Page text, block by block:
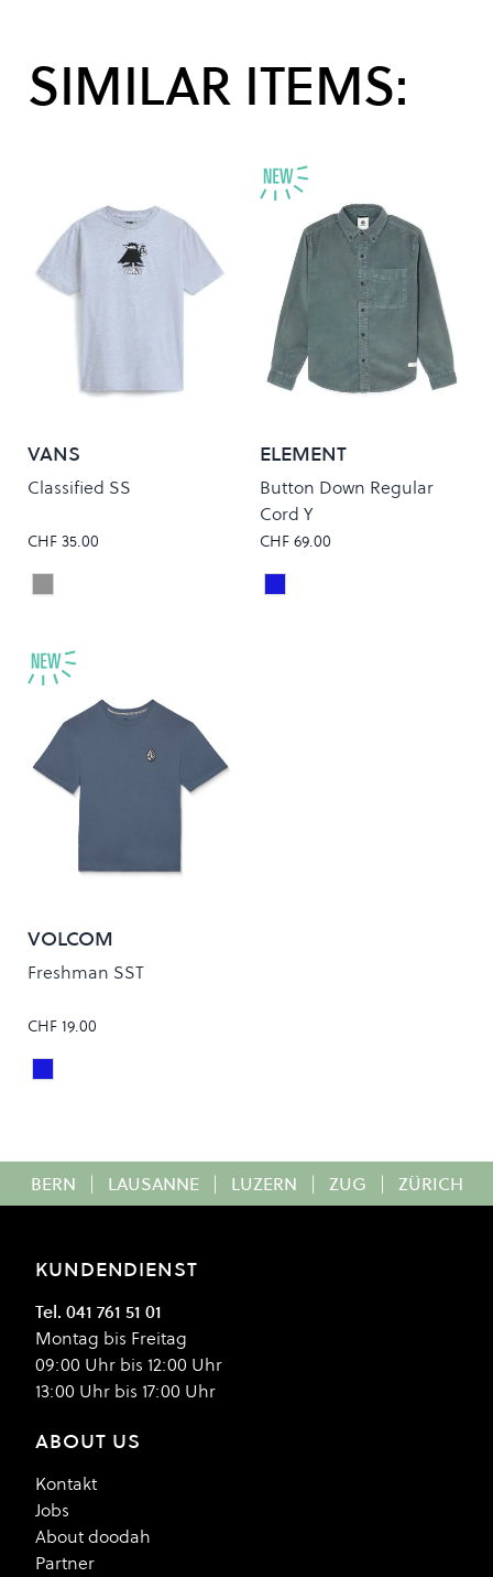
SIMILAR ITEMS:
VANS
Classified SS
CHF 35.00
Colour
Athletic Heather
ELEMENT
Button Down Regular
Cord Y
CHF 69.00
Colour
Dark Slate
VOLCOM
Freshman SST
CHF 19.00
Colour
Storm Blue
BERN | LAUSANNE | LUZERN | ZUG | ZÜRICH
KUNDENDIENST
Tel. 041 761 51 01
Montag bis Freitag
09:00 Uhr bis 12:00 Uhr
13:00 Uhr bis 17:00 Uhr
ABOUT US
Kontakt
Jobs
About doodah
Partner